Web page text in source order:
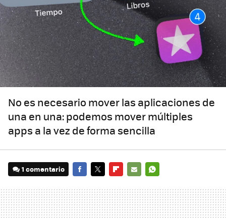
No es necesario mover las aplicaciones de
una en una: podemos mover múltiples
apps a la vez de forma sencilla
1 comentario
MAIL